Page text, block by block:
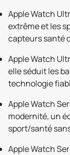
Apple Watch
extrême et les
capteurs santé
Apple Watch
elle séduit les
technologie
Apple Watch
modernité, un
sport/santé
Apple Watch